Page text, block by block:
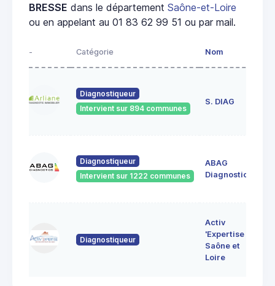
BRESSE dans le département Saône-et-Loire
ou en appelant au 01 83 62 99 51 ou par mail.
- Catégorie Nom
Diagnostiqueur
Intervient sur 894 communes
S. DIAG
Diagnostiqueur
Intervient sur 1222 communes
ABAG
Diagnostics
Diagnostiqueur
Activ
'Expertise
Saône et
Loire